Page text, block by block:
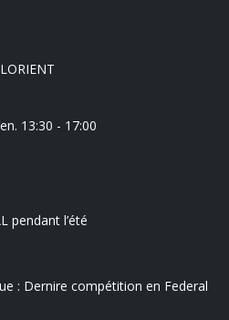
13:30 - 17:00
pendant l’été
: Dernire compétition en Federal